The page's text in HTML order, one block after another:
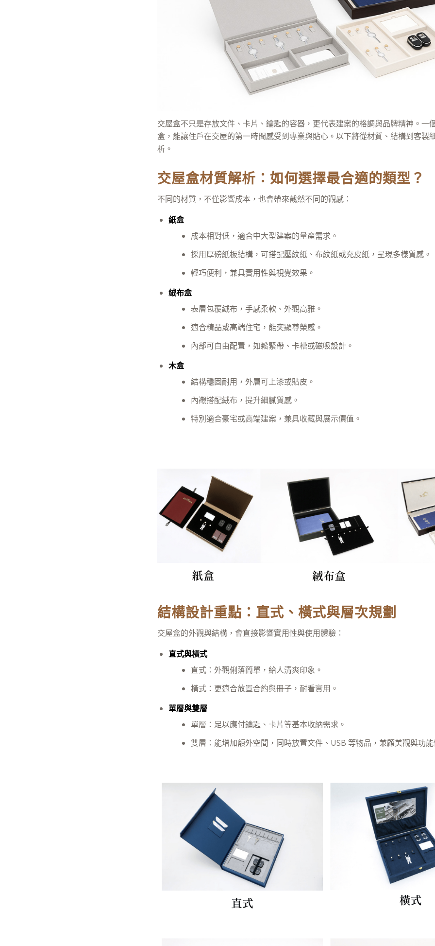
交屋盒不只是存放文件、卡片、鑰匙的容器，更代表建案的格調與品牌精神。一
盒，能讓住戶在交屋的第一時間感受到專業與貼心。以下將從材質、結構到客製
析。
交屋盒材質解析：如何選擇最合適的類型？
不同的材質，不僅影響成本，也會帶來截然不同的觀感：
紙盒
成本相對低，適合中大型建案的量產需求。
採用厚磅紙板結構，可搭配壓紋紙、布紋紙或充皮紙，呈現多樣質感。
輕巧便利，兼具實用性與視覺效果。
絨布盒
表層包覆絨布，手感柔軟、外觀高雅。
適合精品或高端住宅，能突顯尊榮感。
內部可自由配置，如鬆緊帶、卡槽或磁吸設計。
木盒
結構穩固耐用，外層可上漆或貼皮。
內襯搭配絨布，提升細膩質感。
特別適合豪宅或高端建案，兼具收藏與展示價值。
結構設計重點：直式、橫式與層次規劃
交屋盒的外觀與結構，會直接影響實用性與使用體驗：
直式與橫式
直式：外觀俐落簡單，給人清爽印象。
橫式：更適合放置合約與冊子，耐看實用。
單層與雙層
單層：足以應付鑰匙、卡片等基本收納需求。
雙層：能增加額外空間，同時放置文件、USB 等物品，兼顧美觀與功